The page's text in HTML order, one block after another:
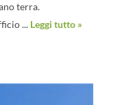
terra.
... Leggi tutto »